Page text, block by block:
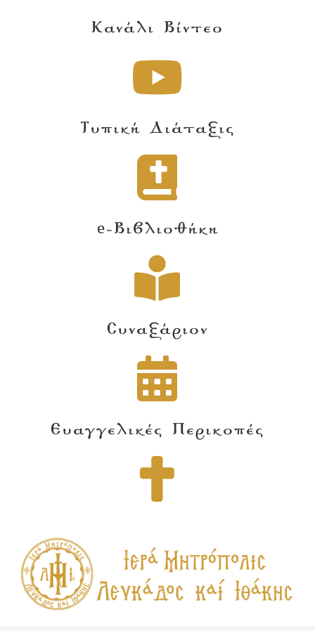
Κανάλι Βίντεο
Τυπική Διάταξις
e-Βιβλιοθήκη
Συναξάριον
Ευαγγελικές Περικοπές